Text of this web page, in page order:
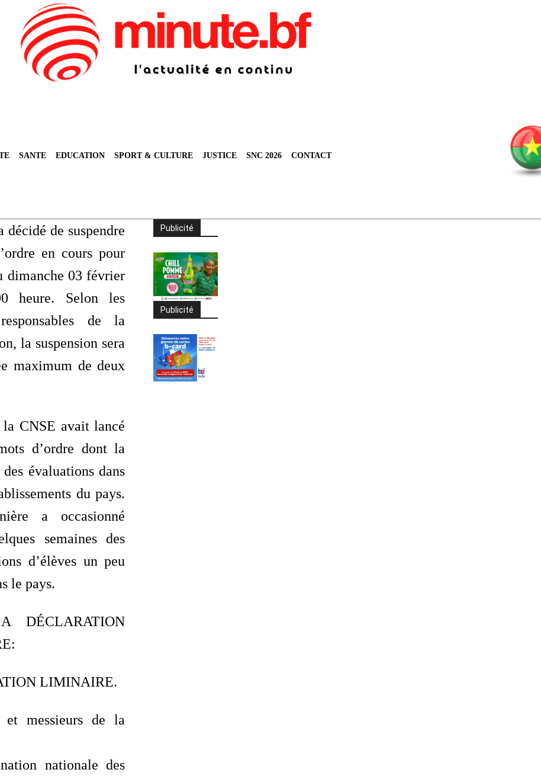
SANTE EDUCATION SPORT & CULTURE JUSTICE SNC 2026 CONTACT
décidé de suspendre
en cours pour
dimanche 03 février
heure. Selon les
de la
la suspension sera
maximum de deux
CNSE avait lancé
d’ordre dont la
des évaluations dans
du pays.
a occasionné
semaines des
d’élèves un peu
le pays.
DÉCLARATION
LIMINAIRE.
et messieurs de la
nationale des
Publicité
Publicité